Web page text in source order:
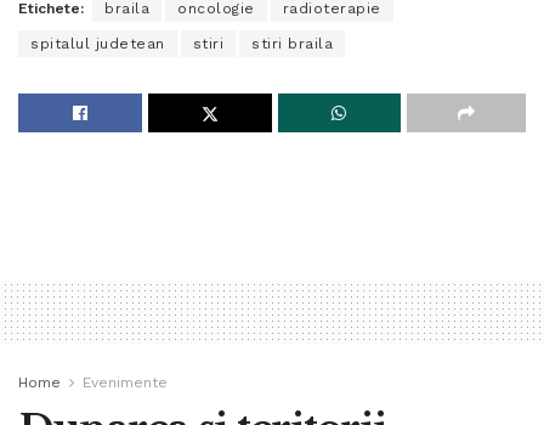
Etichete: braila oncologie radioterapie
spitalul judetean stiri stiri braila
Home Evenimente